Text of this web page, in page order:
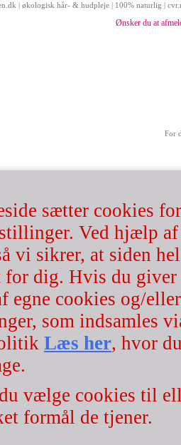
sætter cookies
Ved hjælp
vi sikrer, at siden
dig. Hvis du
egne cookies og/
som indsamles
Læs her, hvor
vælge cookies til
formål de tjener.
| økologisk hår- & hudpleje | 100% naturlig |
Ønsker du at
For